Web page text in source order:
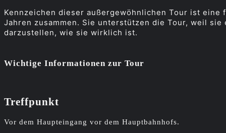
Kennzeichen dieser außergewöhnlichen Tour ist
Jahren zusammen. Sie unterstützen die Tour, weil
darzustellen, wie sie wirklich ist.
Wichtige Informationen zur Tour
Treffpunkt
Vor dem Haupteingang vor dem Hauptbahnhofs.